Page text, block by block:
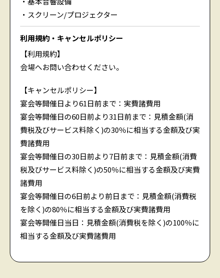
・スクリーン/プロジェクター
利用規約・キャンセルポリシー
【利用規約】
会場へお問い合わせください。
【キャンセルポリシー】
宴会等開催日より61日前まで：実費諸費用
宴会等開催日の60日前より31日前まで：見積金額(消
費税及びサービス料除く)の30％に相当する金額及び実
費諸費用
宴会等開催日の30日前より7日前まで：見積金額(消費
税及びサービス料除く)の50％に相当する金額及び実費
諸費用
宴会等開催日の6日前より前日まで：見積金額(消費税
を除く)の80％に相当する金額及び実費諸費用
宴会等開催日当日：見積金額(消費税を除く)の100％に
相当する金額及び実費諸費用